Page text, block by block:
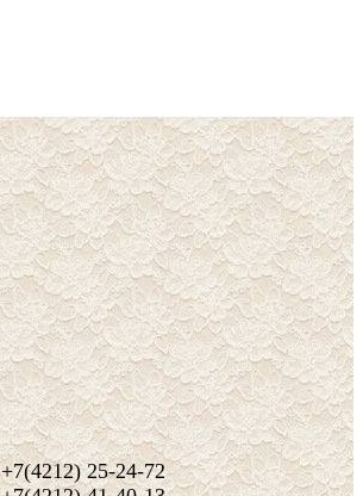
+7(4212) 25-24-72